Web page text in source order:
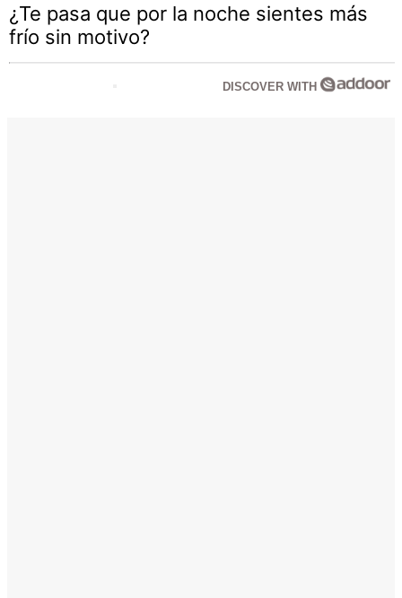
¿Te pasa que por la noche sientes más
frío sin motivo?
DISCOVER WITH